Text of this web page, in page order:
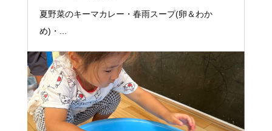
夏野菜のキーマカレー・春雨スープ(卵＆わか
め)・...